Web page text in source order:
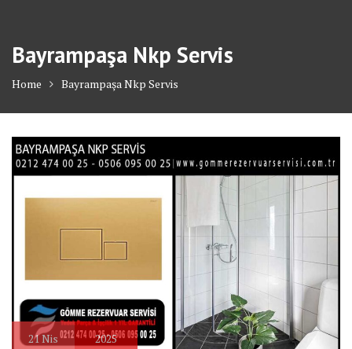
Bayrampaşa Nkp Servis
Home Bayrampaşa Nkp Servis
21Nis 2025